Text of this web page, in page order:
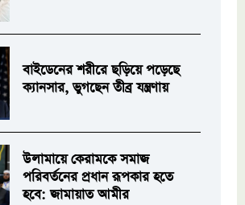
বাইডেনের শরীরে ছড়িয়ে পড়েছে
ক্যানসার, ভুগছেন তীব্র যন্ত্রণায়
উলামায়ে কেরামকে সমাজ
পরিবর্তনের প্রধান রূপকার হতে
হবে: জামায়াত আমীর